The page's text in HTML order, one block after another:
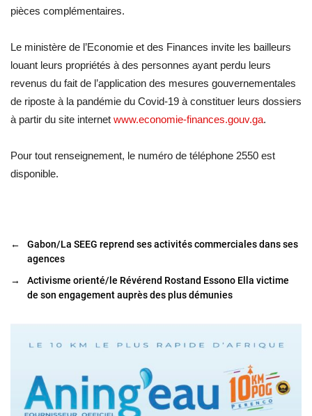
pièces complémentaires.
Le ministère de l’Economie et des Finances invite les bailleurs
louant leurs propriétés à des personnes ayant perdu leurs
revenus du fait de l’application des mesures gouvernementales
de riposte à la pandémie du Covid-19 à constituer leurs dossiers
à partir du site internet www.economie-finances.gouv.ga.
Pour tout renseignement, le numéro de téléphone 2550 est
disponible.
←
Gabon/La SEEG reprend ses activités commerciales dans ses
agences
→
Activisme orienté/le Révérend Rostand Essono Ella victime
de son engagement auprès des plus démunies